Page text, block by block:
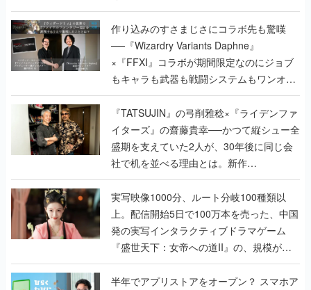
作り込みのすさまじさにコラボ先も驚嘆
──『Wizardry Variants Daphne』
×『FFXI』コラボが期間限定なのにジョブ
もキャラも武器も戦闘システムもワンオフ
で作り込まれた理由を両ディレクターに聞
く
『TATSUJIN』の弓削雅稔×『ライデンファ
イターズ』の齋藤貴幸──かつて縦シュー全
盛期を支えていた2人が、30年後に同じ会
社で机を並べる理由とは。新作
『TATSUJIN EXTREME』で初タッグを組
んだレジェンド2人に訊く開発秘話
実写映像1000分、ルート分岐100種類以
上。配信開始5日で100万本を売った、中国
発の実写インタラクティブドラマゲーム
『盛世天下：女帝への道II』の、規模が違
うこだわりをプロデューサーに聞いた
半年でアプリストアをオープン？ スマホア